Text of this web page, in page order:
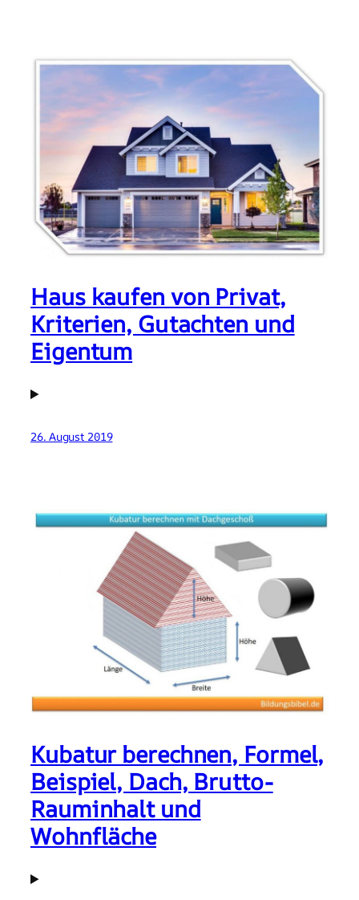
Haus kaufen von Privat,
Kriterien, Gutachten und
Eigentum
26. August 2019
Kubatur berechnen, Formel,
Beispiel, Dach, Brutto-
Rauminhalt und
Wohnfläche